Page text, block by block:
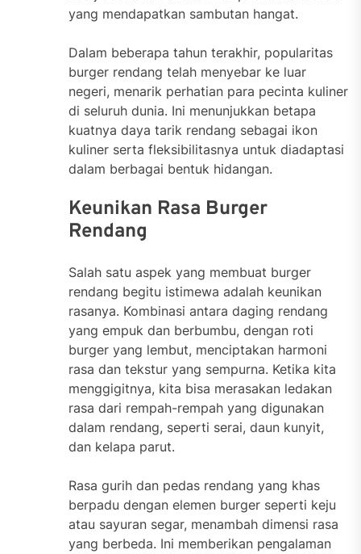
yang mendapatkan sambutan hangat.
Dalam beberapa tahun terakhir, popularitas
burger rendang telah menyebar ke luar
negeri, menarik perhatian para pecinta kuliner
di seluruh dunia. Ini menunjukkan betapa
kuatnya daya tarik rendang sebagai ikon
kuliner serta fleksibilitasnya untuk diadaptasi
dalam berbagai bentuk hidangan.
Keunikan Rasa Burger
Rendang
Salah satu aspek yang membuat burger
rendang begitu istimewa adalah keunikan
rasanya. Kombinasi antara daging rendang
yang empuk dan berbumbu, dengan roti
burger yang lembut, menciptakan harmoni
rasa dan tekstur yang sempurna. Ketika kita
menggigitnya, kita bisa merasakan ledakan
rasa dari rempah-rempah yang digunakan
dalam rendang, seperti serai, daun kunyit,
dan kelapa parut.
Rasa gurih dan pedas rendang yang khas
berpadu dengan elemen burger seperti keju
atau sayuran segar, menambah dimensi rasa
yang berbeda. Ini memberikan pengalaman